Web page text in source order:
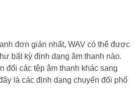
đơn giản nhất, WAV có thể được
bất kỳ định dạng âm thanh nào.
đổi các tệp âm thanh khác sang
là các định dạng chuyển đổi phổ